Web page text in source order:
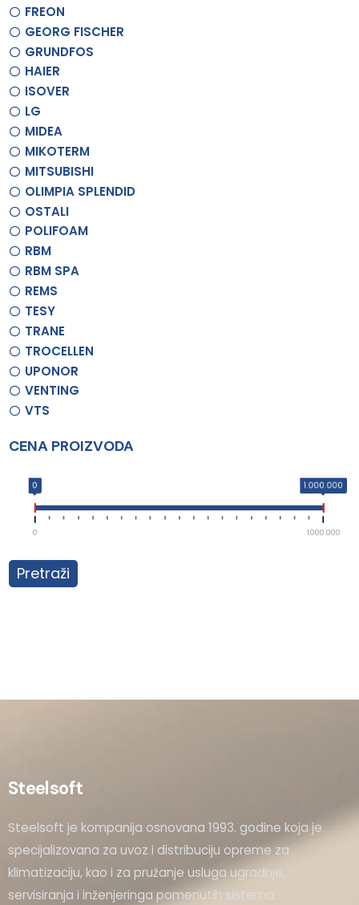
FREON
GEORG FISCHER
GRUNDFOS
HAIER
ISOVER
LG
MIDEA
MIKOTERM
MITSUBISHI
OLIMPIA SPLENDID
OSTALI
POLIFOAM
RBM
RBM SPA
REMS
TESY
TRANE
TROCELLEN
UPONOR
VENTING
VTS
CENA PROIZVODA
0 1.000.000
0 1.000.000
Pretraži
Steelsoft
Steelsoft je kompanija osnovana 1993. godine koja je
specijalizovana za uvoz i distribuciju opreme za
klimatizaciju, kao i za pružanje usluga ugradnje,
servisiranja i inženjeringa pomenutih sistema.